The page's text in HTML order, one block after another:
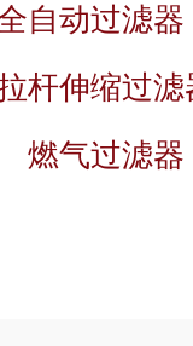
自动过滤器
杆伸缩过滤
燃气过滤器